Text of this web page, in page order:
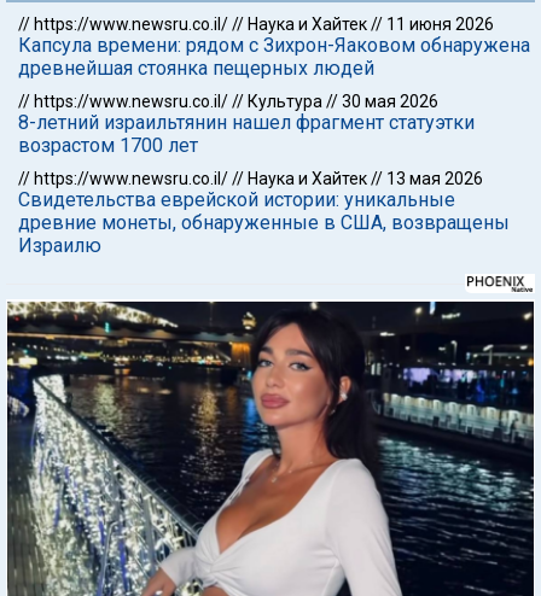
// https://www.newsru.co.il/// Наука и Хайтек// 11 июня 2026
Капсула времени: рядом с Зихрон-Яаковом обнаружена
древнейшая стоянка пещерных людей
// https://www.newsru.co.il/// Культура //30 мая 2026
8-летний израильтянин нашел фрагмент статуэтки
возрастом 1700 лет
// https://www.newsru.co.il/// Наука и Хайтек// 13 мая 2026
Свидетельства еврейской истории: уникальные
древние монеты, обнаруженные в США, возвращены
Израилю